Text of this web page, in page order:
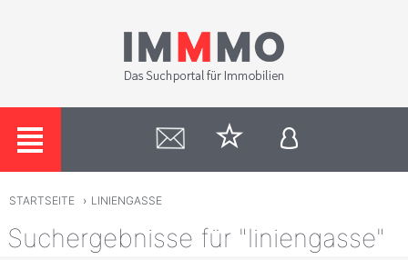
STARTSEITE › LINIENGASSE
Suchergebnisse für "liniengasse"